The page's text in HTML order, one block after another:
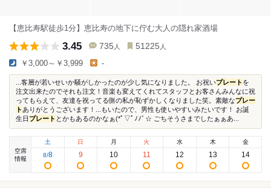
【恵比寿駅徒歩1分】恵比寿の地下に佇む大人の隠れ家酒場
3.45 735 人 51225 人
￥3,000～￥3,999 -
...客層が若いせいか騒がしかったのが少し気になりました。 お祝いプレート を
注文出来たのでそれも注文！音楽も変えてくれてスタッフとお客さんみんなに祝
ってもらえて、友達を祝ってる側の私が恥ずかしくなりました笑。素敵なプレー
ト ありがとうございます！...もいたので、男性も使いやすいみたいです！ お誕
生日 プレート とかもあるのかなぁ(*ﾟ▽ﾟﾉﾉﾞ☆ ごちそうさまでしたぁぁあ...
空席
情報
土
8/8
日
9
月
10
火
11
水
12
木
13
金
14